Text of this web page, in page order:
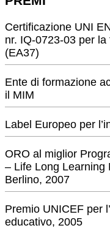
Certificazione UNI
nr. IQ-0723-03 per
(EA37)
Ente di formazione
il MIM
Label Europeo per
ORO al miglior
– Life Long Learning
Berlino, 2007
Premio UNICEF per
educativo, 2005